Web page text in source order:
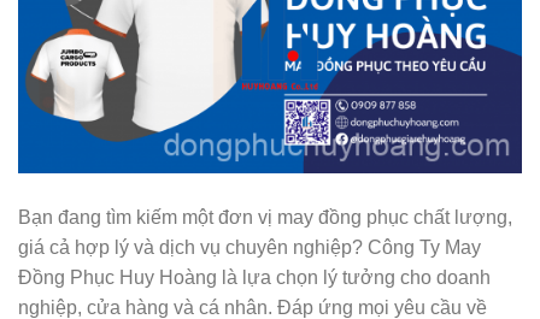
Bạn đang tìm kiếm một đơn vị may đồng phục chất lượng,
giá cả hợp lý và dịch vụ chuyên nghiệp? Công Ty May
Đồng Phục Huy Hoàng là lựa chọn lý tưởng cho doanh
nghiệp, cửa hàng và cá nhân. Đáp ứng mọi yêu cầu về